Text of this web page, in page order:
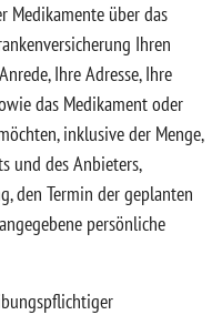
Medikamente über das
Ihren
Ihre Adresse, Ihre
das Medikament oder
inklusive der Menge,
und des Anbieters,
den Termin der geplanten
persönliche